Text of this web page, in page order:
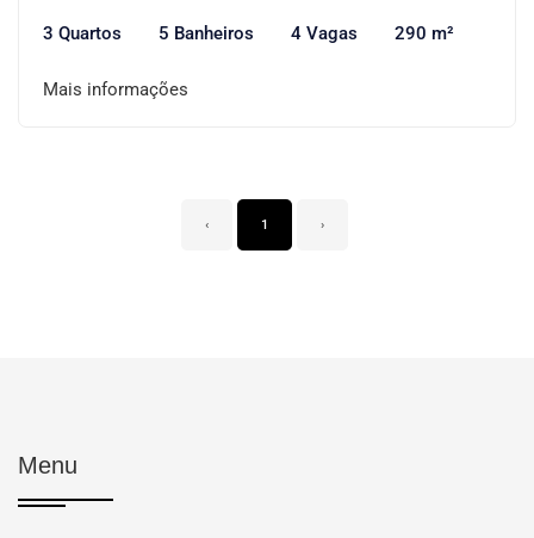
3 Quartos 5 Banheiros 4 Vagas 290 m²
Mais informações
‹ 1 ›
Menu